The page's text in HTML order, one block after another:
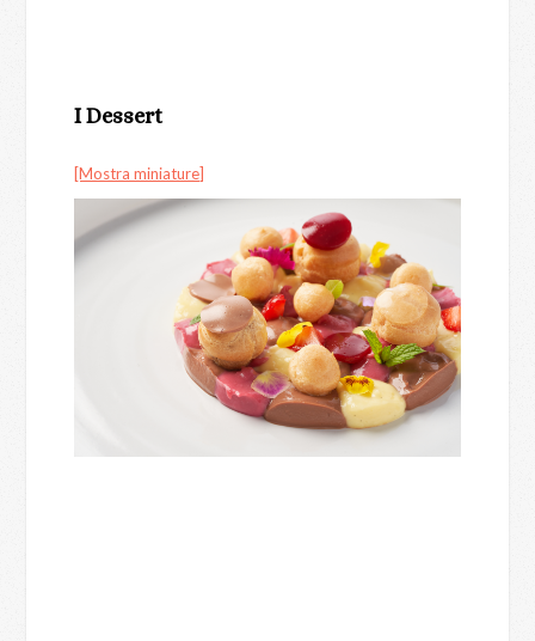
I Dessert
[Mostra miniature]